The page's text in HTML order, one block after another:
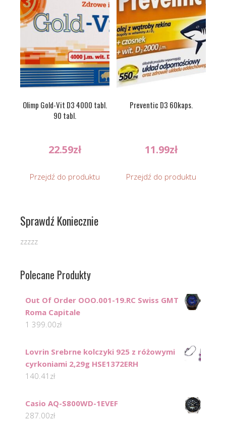
Olimp Gold-Vit D3 4000 tabl.
90 tabl.
22.59zł
Przejdź do produktu
Preventic D3 60kaps.
11.99zł
Przejdź do produktu
Sprawdź Koniecznie
zzzzz
Polecane Produkty
Out Of Order OOO.001-19.RC Swiss GMT
Roma Capitale
1 399.00zł
Lovrin Srebrne kolczyki 925 z różowymi
cyrkoniami 2,29g HSE1372ERH
140.41 zł
Casio AQ-S800WD-1EVEF
287.00zł